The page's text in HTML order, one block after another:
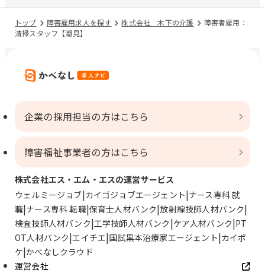
トップ 障害雇用求人を探す 株式会社 木下の介護
障害者雇用：
清掃スタッフ【潮見】
企業の採用担当の方はこちら
障害福祉事業者の方はこちら
株式会社エス・エム・エスの運営サービス
ウェルミージョブ カイゴジョブエージェント ナース専科 就
職 ナース専科 転職 保育士人材バンク 放射線技師人材バンク
検査技師人材バンク 工学技師人材バンク ケア人材バンク PT
OT人材バンク エイチエ 国試黒本治療家エージェント カイポ
ケ かべなしクラウド
運営会社